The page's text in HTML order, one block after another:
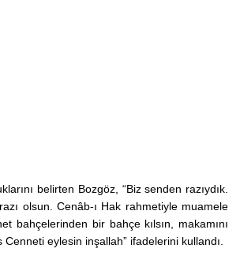
belirten Bozgöz, “Biz senden razıydık.
olsun. Cenâb-ı Hak rahmetiyle muamele
bahçelerinden bir bahçe kılsın, makamını
Cenneti eylesin inşallah” ifadelerini kullandı.